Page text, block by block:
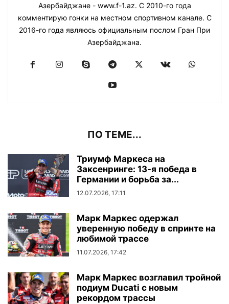
Азербайджане - www.f-1.az. С 2010-го года
комментирую гонки на местном спортивном канале. С
2016-го года являюсь официальным послом Гран При
Азербайджана.
ПО ТЕМЕ...
Триумф Маркеса на
Заксенринге: 13-я победа в
Германии и борьба за...
12.07.2026, 17:11
Марк Маркес одержал
уверенную победу в спринте на
любимой трассе
11.07.2026, 17:42
Марк Маркес возглавил тройной
подиум Ducati с новым
рекордом трассы